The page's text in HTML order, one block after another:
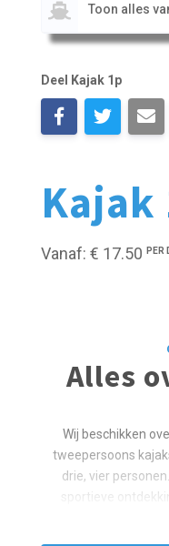
Kajak
Vanaf: € 17.50 PER
Toon alles
Deel Kajak 1p
Alles
Wij beschikken
tweepersoons
drie, vier
sportieve